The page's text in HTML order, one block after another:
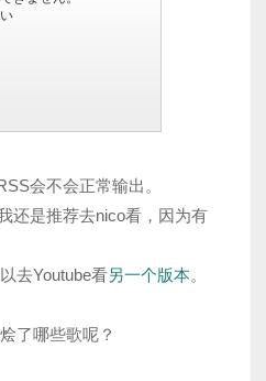
会不会正常输出。
还是推荐去nico看，因为有
去Youtube看另一个版本。
了哪些歌呢？